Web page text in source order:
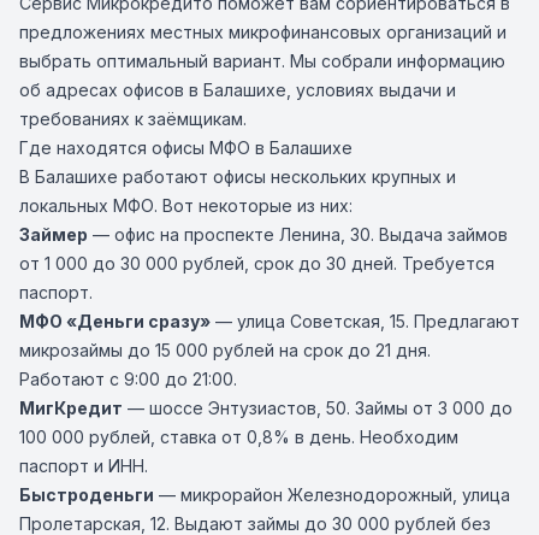
предложениях местных микрофинансовых организаций и
выбрать оптимальный вариант. Мы собрали информацию
об адресах офисов в Балашихе, условиях выдачи и
требованиях к заёмщикам.
Где находятся офисы МФО в Балашихе
В Балашихе работают офисы нескольких крупных и
локальных МФО. Вот некоторые из них:
Займер — офис на проспекте Ленина, 30. Выдача займов
от 1 000 до 30 000 рублей, срок до 30 дней. Требуется
паспорт.
МФО «Деньги сразу» — улица Советская, 15. Предлагают
микрозаймы до 15 000 рублей на срок до 21 дня.
Работают с 9:00 до 21:00.
МигКредит — шоссе Энтузиастов, 50. Займы от 3 000 до
100 000 рублей, ставка от 0,8% в день. Необходим
паспорт и ИНН.
Быстроденьги — микрорайон Железнодорожный, улица
Пролетарская, 12. Выдают займы до 30 000 рублей без